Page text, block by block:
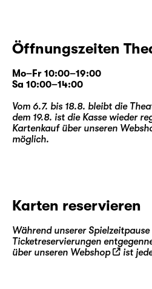
Öffnungszeiten
Mo–Fr 10:00–19:00
Sa 10:00–14:00
Vom 6.7. bis 18.8. bleibt die
dem 19.8. ist die Kasse wieder
Kartenkauf über unseren
möglich.
Karten reservieren
Während unserer
Ticketreservierungen
über unseren Webshop ist